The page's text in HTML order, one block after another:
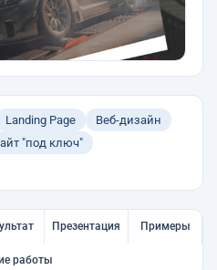
Landing Page
Веб-дизайн
"под ключ"
Презентация Примеры
работы